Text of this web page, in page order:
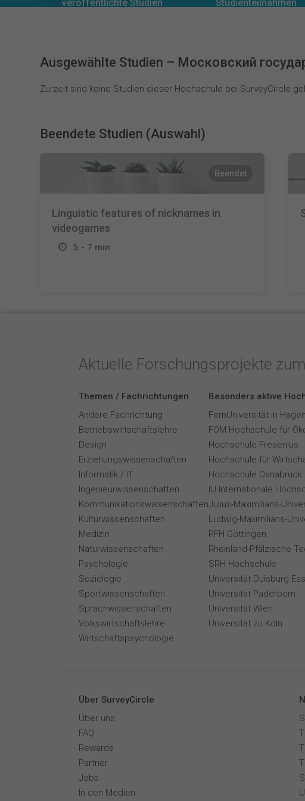
veröffentlichte Studien
Studienteilnahmen
Ausgewählte Studien – Московский
Zurzeit sind keine Studien dieser Hochschule bei SurveyCircle
Beendete Studien (Auswahl)
Beendet
Linguistic features of nicknames in
videogames
5 - 7 min
Aktuelle Forschungsprojekte
Themen / Fachrichtungen
Andere Fachrichtung
Betriebswirtschaftslehre
Design
Erziehungswissenschaften
Informatik / IT
Ingenieurwissenschaften
Kommunikationswissenschaften
Kulturwissenschaften
Medizin
Naturwissenschaften
Psychologie
Soziologie
Sportwissenschaften
Sprachwissenschaften
Volkswirtschaftslehre
Wirtschaftspsychologie
Besonders aktive
FernUniversität in Hagen
FOM Hochschule für
Hochschule Fresenius
Hochschule für
Hochschule Osnabrück
IU Internationale
Julius-Maximilians-
Ludwig-Maximilians-
PFH Göttingen
Rheinland-Pfälzische
SRH Hochschule
Universität Duisburg-
Universität Paderborn
Universität Wien
Universität zu Köln
Über SurveyCircle
Über uns
FAQ
Rewards
Partner
Jobs
In den Medien